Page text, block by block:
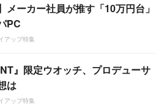
メーカー社員が推す「10万円台」
PC
アップ特集
』限定ウオッチ、プロデューサ
は
アップ特集